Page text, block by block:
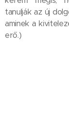
tanulják az új
aminek a
erő.)